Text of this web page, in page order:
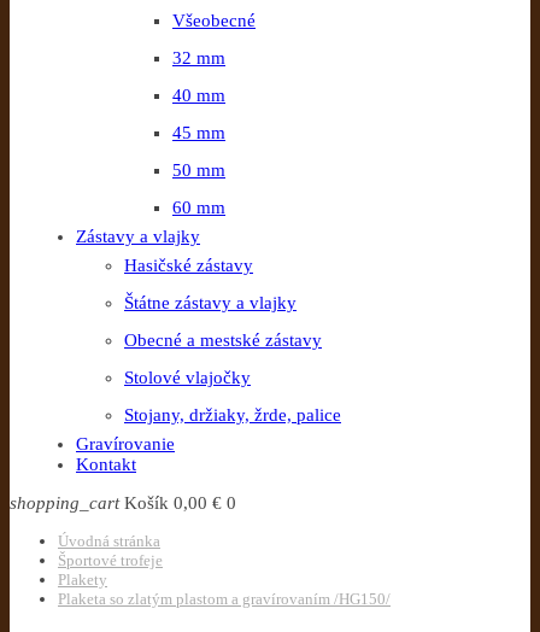
Všeobecné
32 mm
40 mm
45 mm
50 mm
60 mm
Zástavy a vlajky
Hasičské zástavy
Štátne zástavy a vlajky
Obecné a mestské zástavy
Stolové vlajočky
Stojany, držiaky, žrde, palice
Gravírovanie
Kontakt
shopping_cart Košík 0,00 € 0
Úvodná stránka
Športové trofeje
Plakety
Plaketa so zlatým plastom a gravírovaním /HG150/